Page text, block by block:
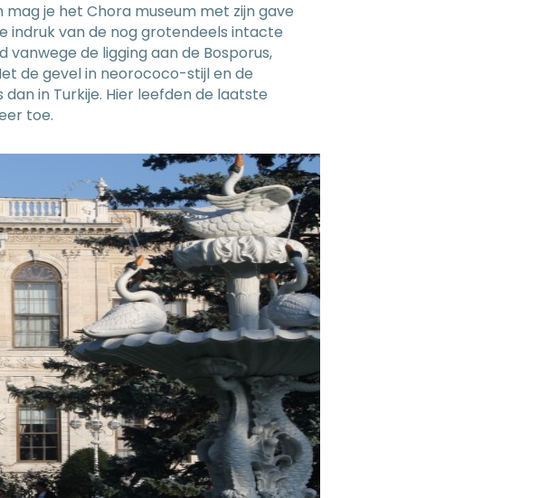
je het Chora museum met zijn gave
indruk van de nog grotendeels intacte
de ligging aan de Bosporus,
de gevel in neorococo-stijl en de
in Turkije. Hier leefden de laatste
toe.